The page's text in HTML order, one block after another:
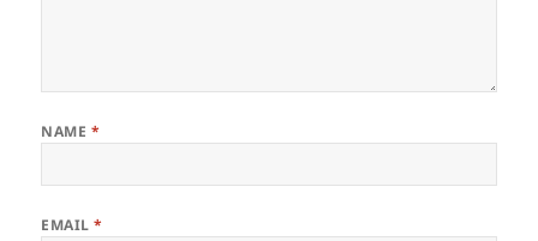
NAME *
EMAIL*